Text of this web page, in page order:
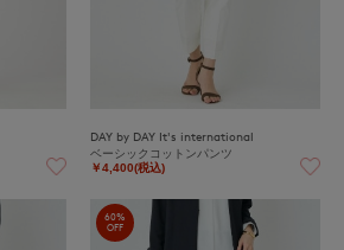
DAY by DAY It's international
ベーシックコットンパンツ
￥4,400(税込)
60%
OFF